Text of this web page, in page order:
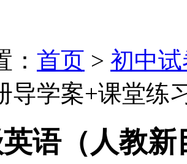
首页 > 初中
导学案+课堂练
语（人教